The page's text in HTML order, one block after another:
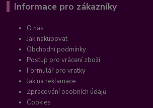
Informace pro zákazníky
O nás
Jak nakupovat
Obchodní podmínky
Postup pro vrácení zboží
Formulář pro vratky
Jak na reklamace
Zpracování osobních údajů
Cookies